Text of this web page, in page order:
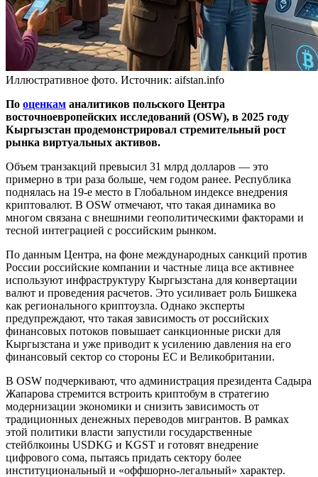
Иллюстративное фото. Источник: aifstan.info
По оценкам аналитиков польского Центра
восточноевропейских исследований (OSW), в 2025 году
Кыргызстан продемонстрировал стремительный рост
рынка виртуальных активов.
Объем транзакций превысил 31 млрд долларов — это
примерно в три раза больше, чем годом ранее. Республика
поднялась на 19-е место в Глобальном индексе внедрения
криптовалют. В OSW отмечают, что такая динамика во
многом связана с внешними геополитическими факторами и
тесной интеграцией с российским рынком.
По данным Центра, на фоне международных санкций против
России российские компании и частные лица все активнее
используют инфраструктуру Кыргызстана для конвертации
валют и проведения расчетов. Это усиливает роль Бишкека
как регионального криптоузла. Однако эксперты
предупреждают, что такая зависимость от российских
финансовых потоков повышает санкционные риски для
Кыргызстана и уже приводит к усилению давления на его
финансовый сектор со стороны ЕС и Великобритании.
В OSW подчеркивают, что администрация президента Садыра
Жапарова стремится встроить криптобум в стратегию
модернизации экономики и снизить зависимость от
традиционных денежных переводов мигрантов. В рамках
этой политики власти запустили государственные
стейблкоины USDKG и KGST и готовят внедрение
цифрового сома, пытаясь придать сектору более
институциональный и «оффшорно-легальный» характер.